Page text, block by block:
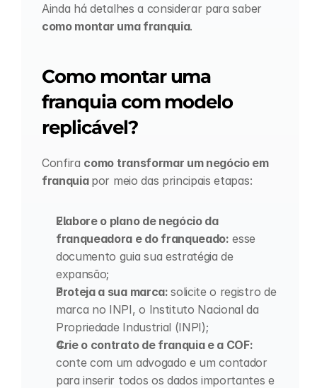
Ainda há detalhes a considerar para saber
como montar uma franquia.
Como montar uma
franquia com modelo
replicável?
Confira como transformar um negócio em
franquia por meio das principais etapas:
Elabore o plano de negócio da
franqueadora e do franqueado: esse
documento guia sua estratégia de
expansão;
Proteja a sua marca: solicite o registro de
marca no INPI, o Instituto Nacional da
Propriedade Industrial (INPI);
conte com um advogado e um contador
para inserir todos os dados importantes e